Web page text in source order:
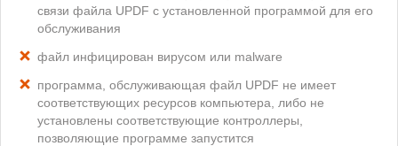
связи файла UPDF с установленной программой для его
обслуживания
файл инфицирован вирусом или malware
программа, обслуживающая файл UPDF не имеет
соответствующих ресурсов компьютера, либо не
установлены соответствующие контроллеры,
позволяющие программе запустится